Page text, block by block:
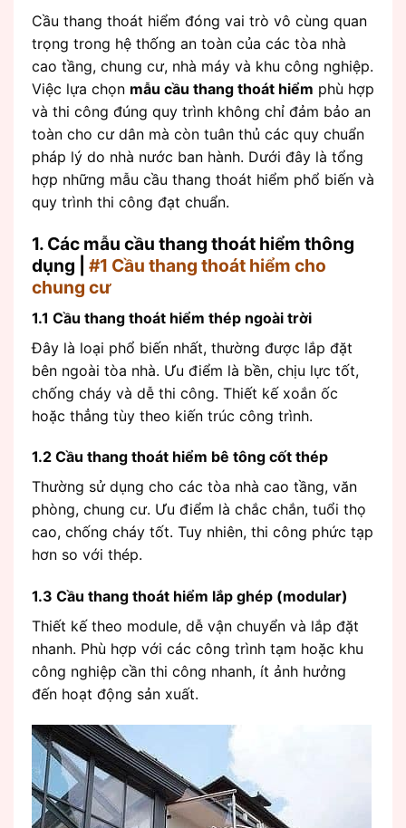
Cầu thang thoát hiểm đóng vai trò vô cùng quan
trọng trong hệ thống an toàn của các tòa nhà
cao tầng, chung cư, nhà máy và khu công nghiệp.
Việc lựa chọn mẫu cầu thang thoát hiểm phù hợp
và thi công đúng quy trình không chỉ đảm bảo an
toàn cho cư dân mà còn tuân thủ các quy chuẩn
pháp lý do nhà nước ban hành. Dưới đây là tổng
hợp những mẫu cầu thang thoát hiểm phổ biến và
quy trình thi công đạt chuẩn.
1. Các mẫu cầu thang thoát hiểm thông
dụng | #1 Cầu thang thoát hiểm cho
chung cư
1.1 Cầu thang thoát hiểm thép ngoài trời
Đây là loại phổ biến nhất, thường được lắp đặt
bên ngoài tòa nhà. Ưu điểm là bền, chịu lực tốt,
chống cháy và dễ thi công. Thiết kế xoắn ốc
hoặc thẳng tùy theo kiến trúc công trình.
1.2 Cầu thang thoát hiểm bê tông cốt thép
Thường sử dụng cho các tòa nhà cao tầng, văn
phòng, chung cư. Ưu điểm là chắc chắn, tuổi thọ
cao, chống cháy tốt. Tuy nhiên, thi công phức tạp
hơn so với thép.
1.3 Cầu thang thoát hiểm lắp ghép (modular)
Thiết kế theo module, dễ vận chuyển và lắp đặt
nhanh. Phù hợp với các công trình tạm hoặc khu
công nghiệp cần thi công nhanh, ít ảnh hưởng
đến hoạt động sản xuất.